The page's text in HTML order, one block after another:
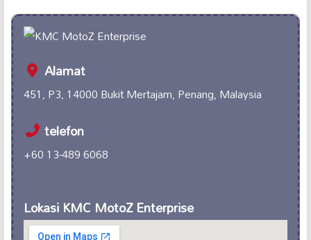
Alamat
451, P3, 14000 Bukit Mertajam, Penang, Malaysia
telefon
+60 13-489 6068
Lokasi KMC MotoZ Enterprise